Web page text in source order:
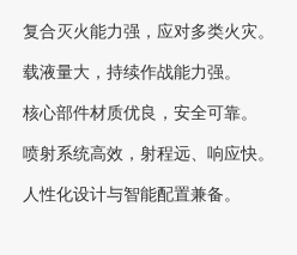
复合灭火能力强，应对多类火灾。
载液量大，持续作战能力强。
核心部件材质优良，安全可靠。
喷射系统高效，射程远、响应快。
人性化设计与智能配置兼备。